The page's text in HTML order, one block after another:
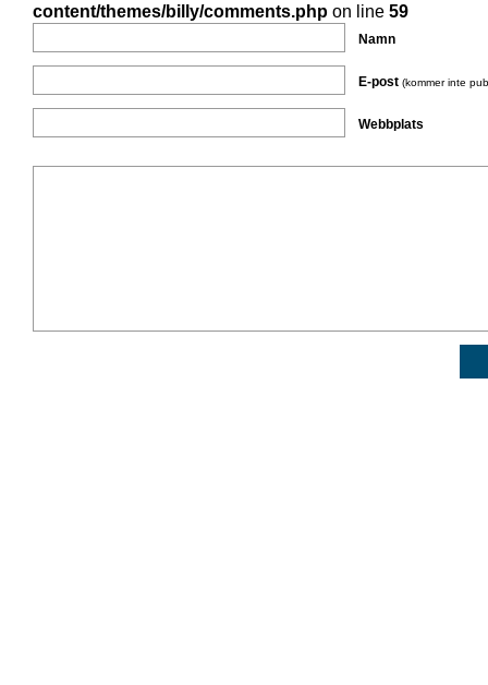
content/themes/billy/comments.php on line 59
Namn
E-post (kommer inte
Webbplats